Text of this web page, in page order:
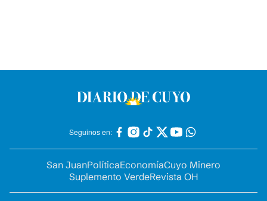
Seguinos en:
San JuanPolíticaEconomíaCuyo Minero
Suplemento VerdeRevista OH